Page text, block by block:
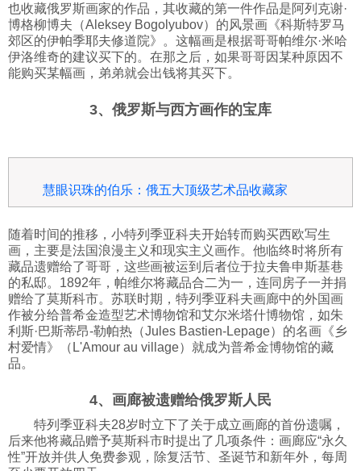
旅游
也收藏俄罗斯画家的作品，其收藏的第一件作品是阿列克谢·
博格柳博夫（Aleksey Bogolyubov）的风景画《科斯特罗马
郊区的伊帕季耶夫修道院》。这幅画是根据哥哥帕维尔·米哈
伊洛维奇的建议买下的。在那之后，如果哥哥因某种原因不
能购买某幅画，弟弟就会出钱将其买下。
3、俄罗斯与西方画作的宝库
慧眼识珠的伯乐：俄五大顶级艺术品收藏家
随着时间的推移，小特列季亚科夫开始转而购买西欧写生
画，主要是法国浪漫主义和现实主义画作。他临终时将所有
藏品遗赠给了哥哥，这些画被运到后者位于拉夫鲁申斯基巷
的私邸。1892年，帕维尔将藏品合二为一，连同房子一并捐
赠给了莫斯科市。苏联时期，特列季亚科夫画廊中的外国画
作被分给普希金造型艺术博物馆和艾尔米塔什博物馆，如朱
利斯·巴斯蒂昂-勒帕热（Jules Bastien-Lepage）的名画《乡
村爱情》（L'Amour au village）就成为普希金博物馆的藏
品。
4、画廊被遗赠给俄罗斯人民
特列季亚科夫28岁时立下了关于成立画廊的首份遗嘱，
后来他将藏品赠予莫斯科市时提出了几项条件：画廊应“永久
性”开放并供人免费参观，除复活节、圣诞节和新年外，每周